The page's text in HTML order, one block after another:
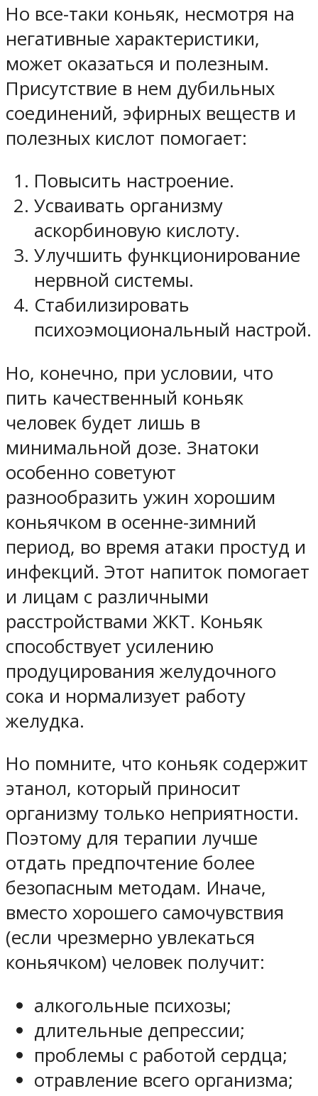
Но все-таки коньяк, несмотря на
негативные характеристики,
может оказаться и полезным.
Присутствие в нем дубильных
соединений, эфирных веществ и
полезных кислот помогает:
Повысить настроение.
Усваивать организму
аскорбиновую кислоту.
Улучшить функционирование
нервной системы.
Стабилизировать
психоэмоциональный настрой.
Но, конечно, при условии, что
пить качественный коньяк
человек будет лишь в
минимальной дозе. Знатоки
особенно советуют
разнообразить ужин хорошим
коньячком в осенне-зимний
период, во время атаки простуд и
инфекций. Этот напиток помогает
и лицам с различными
расстройствами ЖКТ. Коньяк
способствует усилению
продуцирования желудочного
сока и нормализует работу
желудка.
Но помните, что коньяк содержит
этанол, который приносит
организму только неприятности.
Поэтому для терапии лучше
отдать предпочтение более
безопасным методам. Иначе,
вместо хорошего самочувствия
(если чрезмерно увлекаться
коньячком) человек получит:
алкогольные психозы;
длительные депрессии;
проблемы с работой сердца;
отравление всего организма;